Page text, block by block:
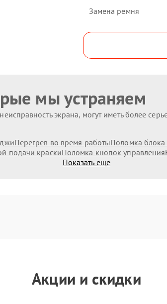
Замена ремня
мы устраняем
экрана, могут иметь более
Перегрев во время работыПоломка блока
подачи краскиПоломка кнопок управления
Показать еще
Акции и скидки